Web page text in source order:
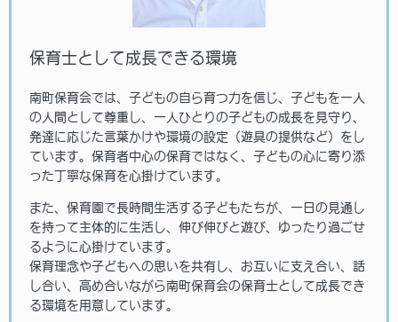
保育士として成長できる環境
南町保育会では、子どもの自ら育つ力を信じ、子どもを一人
の人間として尊重し、一人ひとりの子どもの成長を見守り、
発達に応じた言葉かけや環境の設定（遊具の提供など）をし
ています。保育者中心の保育ではなく、子どもの心に寄り添
った丁寧な保育を心掛けています。
また、保育園で長時間生活する子どもたちが、一日の見通し
を持って主体的に生活し、伸び伸びと遊び、ゆったり過ごせ
るように心掛けています。
保育理念や子どもへの思いを共有し、お互いに支え合い、話
し合い、高め合いながら南町保育会の保育士として成長でき
る環境を用意しています。